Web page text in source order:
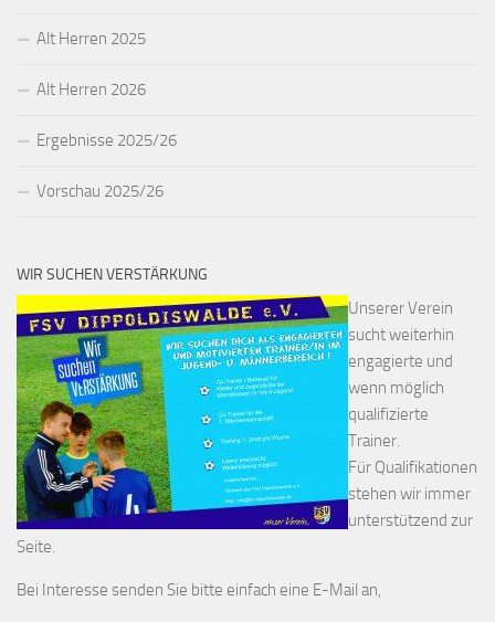
Alt Herren 2025
Alt Herren 2026
Ergebnisse 2025/26
Vorschau 2025/26
WIR SUCHEN VERSTÄRKUNG
Unserer Verein
sucht weiterhin
engagierte und
wenn möglich
qualifizierte
Trainer.
Für Qualifikationen
stehen wir immer
unterstützend zur
Seite.
Bei Interesse senden Sie bitte einfach eine E-Mail an,